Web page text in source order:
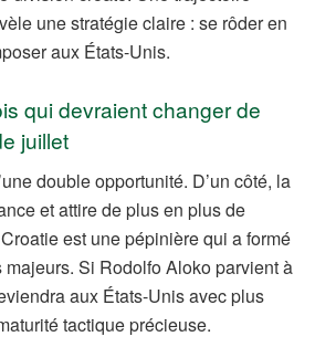
une stratégie claire : se rôder en
aux États-Unis.
qui devraient changer de
juillet
double opportunité. D’un côté, la
et attire de plus en plus de
est une pépinière qui a formé
Si Rodolfo Aloko parvient à
aux États-Unis avec plus
tactique précieuse.